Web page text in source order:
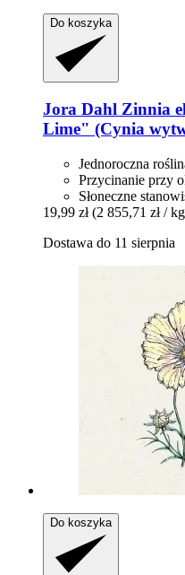
Do koszyka
Jora Dahl Zinnia
Lime" (Cynia
Jednoroczna
Przycinanie przy
Słoneczne
19,99 zł (2 855,71 zł /
Dostawa do 11 sierpnia
Do koszyka